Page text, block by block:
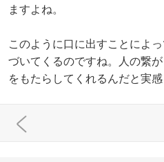
ますよね。
このように口に出すことによ
づいてくるのですね。人の繋
をもたらしてくれるんだと実感